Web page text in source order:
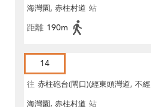
灣道)
海灣園, 赤柱村道 站
距離 190m
14
往 赤柱砲台(閘口)(經東頭灣道, 不經
海灣園, 赤柱村道 站